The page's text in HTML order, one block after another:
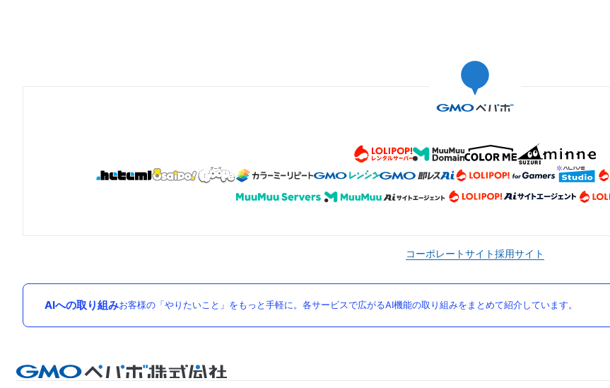
コーポレートサイト採用サイト
AIへの取り組みお客様の「やりたいこと」をもっと手軽に。各サービスで広がるAI機能の取り組みをまとめて紹介しています。